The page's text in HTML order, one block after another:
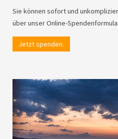
Sie können sofort und
über unser Online-
Jetzt spenden.